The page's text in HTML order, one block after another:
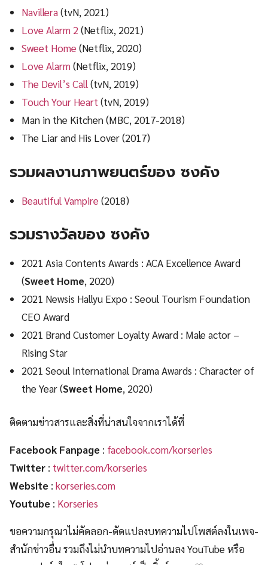
Navillera(tvN, 2021)
Love Alarm 2 (Netflix, 2021)
Sweet Home(Netflix, 2020)
Love Alarm(Netflix, 2019)
The Devil’s Call(tvN, 2019)
Touch Your Heart (tvN, 2019)
Man in the Kitchen (MBC, 2017-2018)
The Liar and His Lover (2017)
รวมผลงานภาพยนตร์ของ ซงคัง
Beautiful Vampire(2018)
รวมรางวัลของ ซงคัง
2021 Asia Contents Awards : ACA Excellence Award
(Sweet Home, 2020)
2021 Newsis Hallyu Expo : Seoul Tourism Foundation
CEO Award
2021 Brand Customer Loyalty Award : Male actor –
Rising Star
2021 Seoul International Drama Awards : Character of
the Year (Sweet Home, 2020)
ติดตามข่าวสารและสิ่งที่น่าสนใจจากเราได้ที่
Facebook Fanpage : facebook.com/korseries
Twitter : twitter.com/korseries
Website : korseries.com
Youtube : Korseries
ขอความกรุณาไม่คัดลอก-ดัดแปลงบทความไปโพสต์ลงในเพจ-
สำนักข่าวอื่น รวมถึงไม่นำบทความไปอ่านลง YouTube หรือ